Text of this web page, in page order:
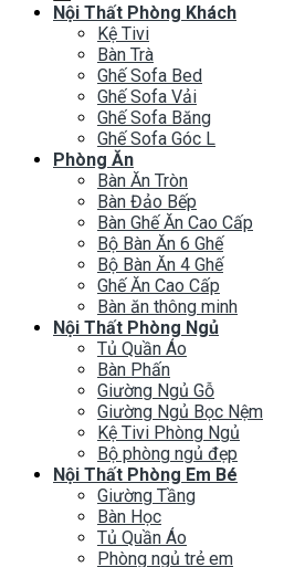
Nội Thất Phòng Khách
Kệ Tivi
Bàn Trà
Ghế Sofa Bed
Ghế Sofa Vải
Ghế Sofa Băng
Ghế Sofa Góc L
Phòng Ăn
Bàn Ăn Tròn
Bàn Đảo Bếp
Bàn Ghế Ăn Cao Cấp
Bộ Bàn Ăn 6 Ghế
Bộ Bàn Ăn 4 Ghế
Ghế Ăn Cao Cấp
Bàn ăn thông minh
Nội Thất Phòng Ngủ
Tủ Quần Áo
Bàn Phấn
Giường Ngủ Gỗ
Giường Ngủ Bọc Nệm
Kệ Tivi Phòng Ngủ
Bộ phòng ngủ đẹp
Nội Thất Phòng Em Bé
Giường Tầng
Bàn Học
Tủ Quần Áo
Phòng ngủ trẻ em